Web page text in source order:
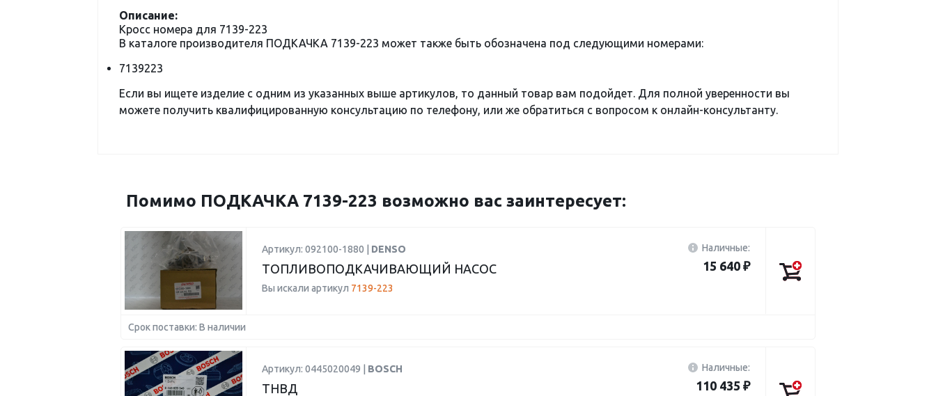
Описание:
Кросс номера для 7139-223
В каталоге производителя ПОДКАЧКА 7139-223 может также быть обозначена под следующими номерами:
7139223
Если вы ищете изделие с одним из указанных выше артикулов, то данный товар вам подойдет. Для полной уверенности вы
можете получить квалифицированную консультацию по телефону, или же обратиться с вопросом к онлайн-консультанту.
Помимо ПОДКАЧКА 7139-223 возможно вас заинтересует:
Артикул: 092100-1880 | DENSO
ТОПЛИВОПОДКАЧИВАЮЩИЙ НАСОС
Вы искали артикул 7139-223
Наличные:
15 640 ₽
Срок поставки: В наличии
Артикул: 0445020049 | BOSCH
ТНВД
Наличные:
110 435 ₽